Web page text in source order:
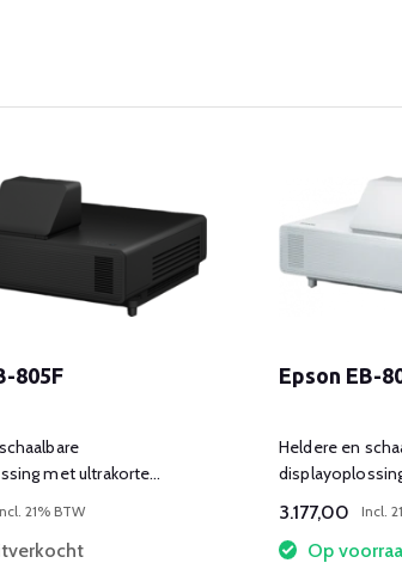
805F
met ultrakorte
21% BTW
Epson EB-
Heldere en
toepassingen.
3.177,00 Incl.
Op